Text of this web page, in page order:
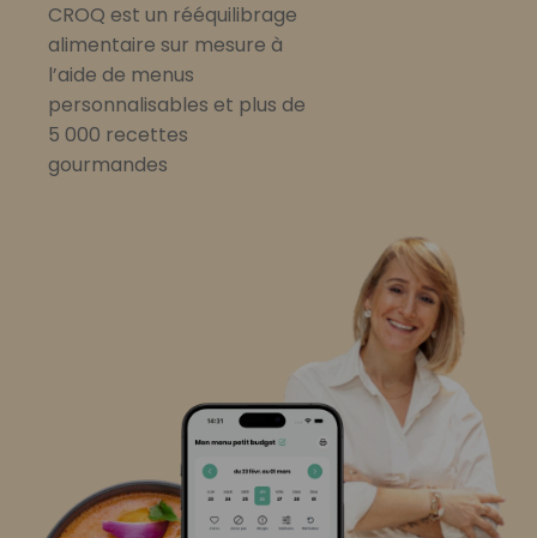
CROQ est un rééquilibrage
alimentaire sur mesure à
l’aide de menus
personnalisables et plus de
5 000 recettes
gourmandes